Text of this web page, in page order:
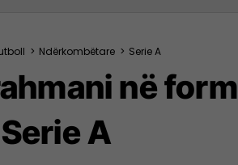
> Ndërkombëtare > Serie A
në
Serie A